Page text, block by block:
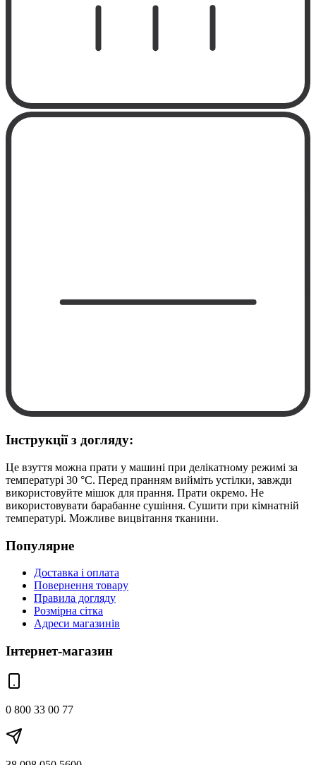
Інструкції з догляду:
Це взуття можна прати у машині при делікатному режимі за
температурі 30 °C. Перед пранням вийміть устілки, завжди
використовуйте мішок для прання. Прати окремо. Не
використовувати барабанне сушіння. Сушити при кімнатній
температурі. Можливе вицвітання тканини.
Популярне
Доставка і оплата
Повернення товару
Правила догляду
Розмірна сітка
Адреси магазинів
Інтернет-магазин
0 800 33 00 77